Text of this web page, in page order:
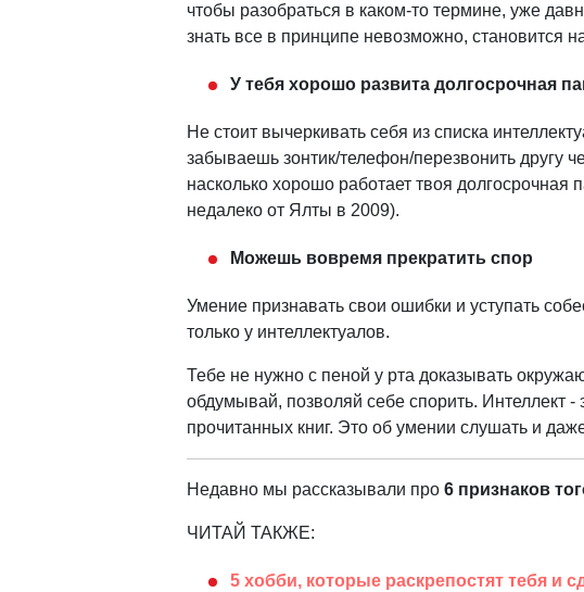
чтобы разобраться в каком-то термине, уже
знать все в принципе невозможно, становится
У тебя хорошо развита долгосрочная
Не стоит вычеркивать себя из списка
забываешь зонтик/телефон/перезвонить другу
насколько хорошо работает твоя долгосрочная
недалеко от Ялты в 2009).
Можешь вовремя прекратить спор
Умение признавать свои ошибки и уступать
только у интеллектуалов.
Тебе не нужно с пеной у рта доказывать
обдумывай, позволяй себе спорить. Интеллект -
прочитанных книг. Это об умении слушать и
Недавно мы рассказывали про 6 признаков
ЧИТАЙ ТАКЖЕ:
5 хобби, которые раскрепостят тебя и